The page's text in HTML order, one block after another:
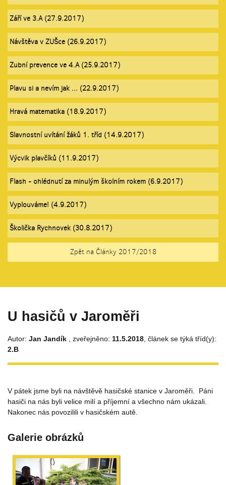
Září ve 3.A (27.9.2017)
Návštěva v ZUŠce (26.9.2017)
Zubní prevence ve 4.A (25.9.2017)
Plavu si a nevím jak ... (22.9.2017)
Hravá matematika (18.9.2017)
Slavnostní uvítání žáků 1. tříd (14.9.2017)
Výcvik plavčíků (11.9.2017)
Flash - ohlédnutí za minulým školním rokem (6.9.2017)
Vyplouváme! (4.9.2017)
Školička Rychnovek (30.8.2017)
Zpět na Články 2017/2018
U hasičů v Jaroměři
Autor: Jan Jandík , zveřejněno: 11.5.2018 , článek se týká tříd(y):
2.B
V pátek jsme byli na návštěvě hasičské stanice v Jaroměři. Páni
hasiči na nás byli velice milí a příjemní a všechno nám ukázali.
Nakonec nás povozilili v hasičském autě.
Galerie obrázků